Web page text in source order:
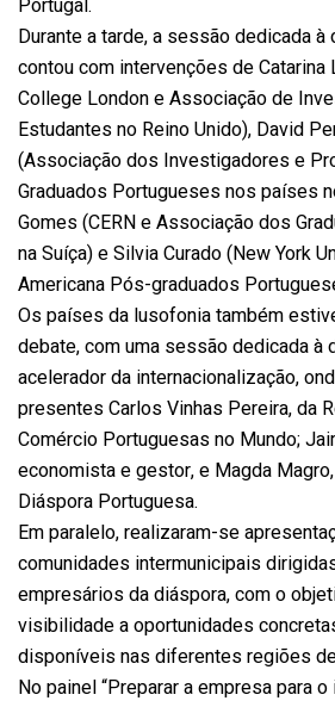
Durante a tarde, a sessão dedicada
contou com intervenções de
College London e Associação de
Estudantes no Reino Unido), David
(Associação dos Investigadores e
Graduados Portugueses nos países
Gomes (CERN e Associação dos
na Suíça) e Silvia Curado (New York
Americana Pós-graduados
Os países da lusofonia também
debate, com uma sessão dedicada à
acelerador da internacionalização,
presentes Carlos Vinhas Pereira, da
Comércio Portuguesas no Mundo;
economista e gestor, e Magda
Diáspora Portuguesa.
Em paralelo, realizaram-se
comunidades intermunicipais
empresários da diáspora, com o
visibilidade a oportunidades
disponíveis nas diferentes regiões
No painel “Preparar a empresa para